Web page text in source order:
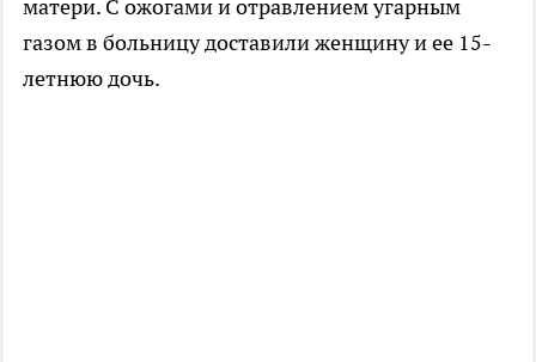
матери. С ожогами и отравлением угарным
газом в больницу доставили женщину и ее 15-
летнюю дочь.